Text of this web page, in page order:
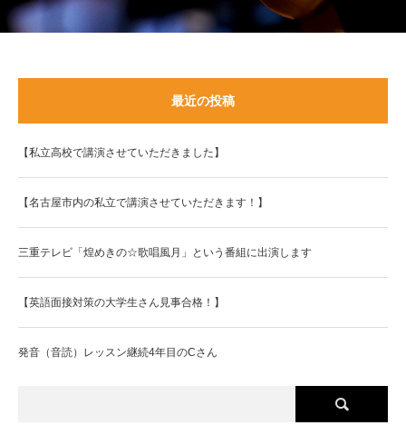
最近の投稿
【私立高校で講演させていただきました】
【名古屋市内の私立で講演させていただきます！】
三重テレビ「煌めきの☆歌唱風月」という番組に出演します
【英語面接対策の大学生さん見事合格！】
発音（音読）レッスン継続4年目のCさん